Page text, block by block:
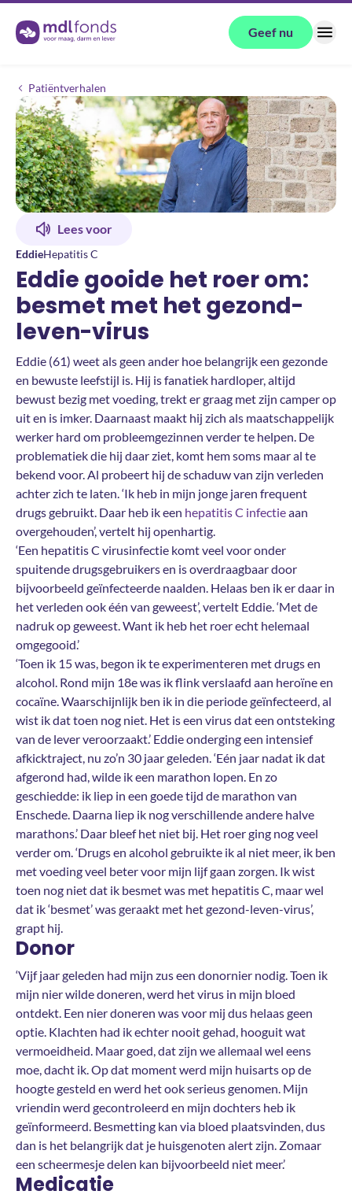
Terug naar de homepage Geef nu
Patiëntverhalen
Eddie gooide het roer om: besmet met het gezond-leven-virus
Lees voor
Eddie gooide het roer om:
besmet met het gezond-
leven-virus
EddieHepatitis C
Eddie (61) weet als geen ander hoe belangrijk een gezonde
en bewuste leefstijl is. Hij is fanatiek hardloper, altijd
bewust bezig met voeding, trekt er graag met zijn camper op
uit en is imker. Daarnaast maakt hij zich als maatschappelijk
werker hard om probleemgezinnen verder te helpen. De
problematiek die hij daar ziet, komt hem soms maar al te
bekend voor. Al probeert hij de schaduw van zijn verleden
achter zich te laten. ‘Ik heb in mijn jonge jaren frequent
drugs gebruikt. Daar heb ik een hepatitis C infectieaan
overgehouden’, vertelt hij openhartig.
‘Een hepatitis C virusinfectie komt veel voor onder
spuitende drugsgebruikers en is overdraagbaar door
bijvoorbeeld geïnfecteerde naalden. Helaas ben ik er daar in
het verleden ook één van geweest’, vertelt Eddie. ‘Met de
nadruk op geweest. Want ik heb het roer echt helemaal
omgegooid.’
‘Toen ik 15 was, begon ik te experimenteren met drugs en
alcohol. Rond mijn 18e was ik flink verslaafd aan heroïne en
cocaïne. Waarschijnlijk ben ik in die periode geïnfecteerd, al
wist ik dat toen nog niet. Het is een virus dat een ontsteking
van de lever veroorzaakt.’ Eddie onderging een intensief
afkicktraject, nu zo’n 30 jaar geleden. ‘Eén jaar nadat ik dat
afgerond had, wilde ik een marathon lopen. En zo
geschiedde: ik liep in een goede tijd de marathon van
Enschede. Daarna liep ik nog verschillende andere halve
marathons.’ Daar bleef het niet bij. Het roer ging nog veel
verder om. ‘Drugs en alcohol gebruikte ik al niet meer, ik ben
met voeding veel beter voor mijn lijf gaan zorgen. Ik wist
toen nog niet dat ik besmet was met hepatitis C, maar wel
dat ik ‘besmet’ was geraakt met het gezond-leven-virus’,
grapt hij.
Donor
‘Vijf jaar geleden had mijn zus een donornier nodig. Toen ik
mijn nier wilde doneren, werd het virus in mijn bloed
ontdekt. Een nier doneren was voor mij dus helaas geen
optie. Klachten had ik echter nooit gehad, hooguit wat
vermoeidheid. Maar goed, dat zijn we allemaal wel eens
moe, dacht ik. Op dat moment werd mijn huisarts op de
hoogte gesteld en werd het ook serieus genomen. Mijn
vriendin werd gecontroleerd en mijn dochters heb ik
geïnformeerd. Besmetting kan via bloed plaatsvinden, dus
dan is het belangrijk dat je huisgenoten alert zijn. Zomaar
een scheermesje delen kan bijvoorbeeld niet meer.’
Medicatie